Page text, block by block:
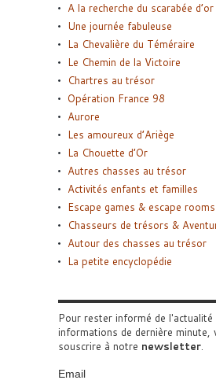
A la recherche du scarabée d’or
Une journée fabuleuse
La Chevalière du Téméraire
Le Chemin de la Victoire
Chartres au trésor
Opération France 98
Aurore
Les amoureux d’Ariège
La Chouette d’Or
Autres chasses au trésor
Activités enfants et familles
Escape games & escape rooms
Chasseurs de trésors &
Autour des chasses au trésor
La petite encyclopédie
Pour rester informé de l'actualité
informations de dernière minute,
souscrire à notre newsletter.
Email